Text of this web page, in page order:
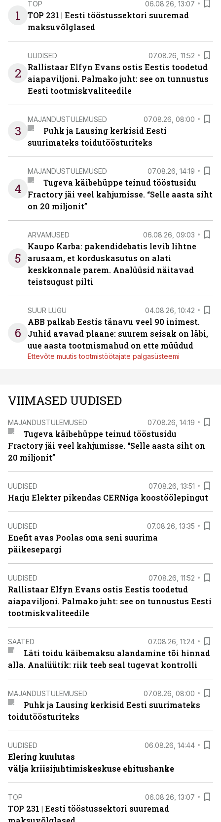
1
TOP 06.08.26, 13:07
TOP 231 | Eesti tööstussektori suuremad
maksuvõlglased
2
UUDISED 07.08.26, 11:52
Rallistaar Elfyn Evans ostis Eestis toodetud
aiapaviljoni. Palmako juht: see on tunnustus
Eesti tootmiskvaliteedile
3
MAJANDUSTULEMUSED 07.08.26, 08:00
Puhk ja Lausing kerkisid Eesti
suurimateks toidutöösturiteks
4
MAJANDUSTULEMUSED 07.08.26, 14:19
Tugeva käibehüppe teinud tööstusidu
Fractory jäi veel kahjumisse. “Selle aasta siht
on 20 miljonit”
5
ARVAMUSED 06.08.26, 09:03
Kaupo Karba: pakendidebatis levib lihtne
arusaam, et korduskasutus on alati
keskkonnale parem. Analüüsid näitavad
teistsugust pilti
6
SUUR LUGU 04.08.26, 10:42
ABB palkab Eestis tänavu veel 90 inimest.
Juhid avavad plaane: suurem seisak on läbi,
uue aasta tootmismahud on ette müüdud
Ettevõte muutis tootmistöötajate palgasüsteemi
VIIMASED UUDISED
MAJANDUSTULEMUSED 07.08.26, 14:19
Tugeva käibehüppe teinud tööstusidu
Fractory jäi veel kahjumisse. “Selle aasta siht on
20 miljonit”
UUDISED 07.08.26, 13:51
Harju Elekter pikendas CERNiga koostöölepingut
UUDISED 07.08.26, 13:35
Enefit avas Poolas oma seni suurima
päikesepargi
UUDISED 07.08.26, 11:52
Rallistaar Elfyn Evans ostis Eestis toodetud
aiapaviljoni. Palmako juht: see on tunnustus Eesti
tootmiskvaliteedile
SAATED 07.08.26, 11:24
Läti toidu käibemaksu alandamine tõi hinnad
alla. Analüütik: riik teeb seal tugevat kontrolli
MAJANDUSTULEMUSED 07.08.26, 08:00
Puhk ja Lausing kerkisid Eesti suurimateks
toidutöösturiteks
UUDISED 06.08.26, 14:44
Elering kuulutas
välja kriisijuhtimiskeskuse ehitushanke
TOP 06.08.26, 13:07
TOP 231 | Eesti tööstussektori suuremad